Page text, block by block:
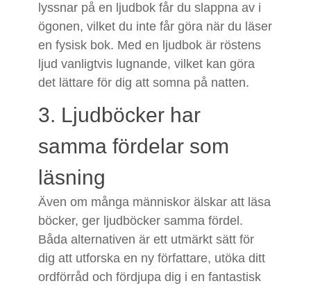
lyssnar på en ljudbok får du slappna av i
ögonen, vilket du inte får göra när du läser
en fysisk bok. Med en ljudbok är röstens
ljud vanligtvis lugnande, vilket kan göra
det lättare för dig att somna på natten.
3. Ljudböcker har
samma fördelar som
läsning
Även om många människor älskar att läsa
böcker, ger ljudböcker samma fördel.
Båda alternativen är ett utmärkt sätt för
dig att utforska en ny författare, utöka ditt
ordförråd och fördjupa dig i en fantastisk